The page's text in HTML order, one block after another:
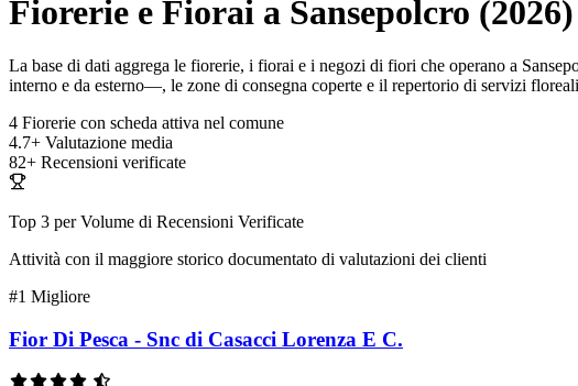
Fiorerie e Fiorai a Sansepolcro (2026)
La base di dati aggrega le fiorerie, i fiorai e i negozi di fiori che operano a
interno e da esterno—, le zone di consegna coperte e il repertorio di servizi
4 Fiorerie con scheda attiva nel comune
4.7+ Valutazione media
82+ Recensioni verificate
Top 3 per Volume di Recensioni Verificate
Attività con il maggiore storico documentato di valutazioni dei clienti
#1 Migliore
Fior Di Pesca - Snc di Casacci Lorenza E C.